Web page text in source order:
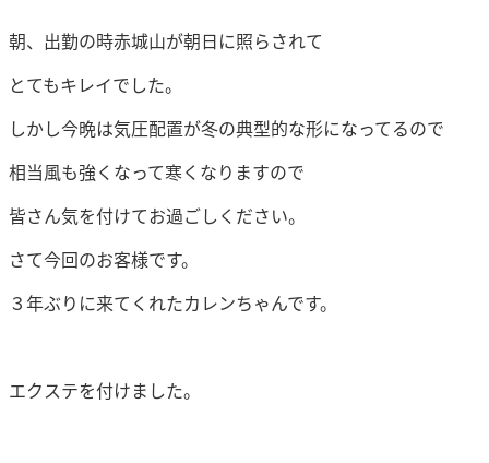
朝、出勤の時赤城山が朝日に照らされて
とてもキレイでした。
しかし今晩は気圧配置が冬の典型的な形になってるので
相当風も強くなって寒くなりますので
皆さん気を付けてお過ごしください。
さて今回のお客様です。
３年ぶりに来てくれたカレンちゃんです。
エクステを付けました。